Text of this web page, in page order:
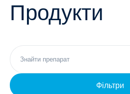
Неврологія
Фармаконагляд
Кар'єра
Продукти
Фільтри